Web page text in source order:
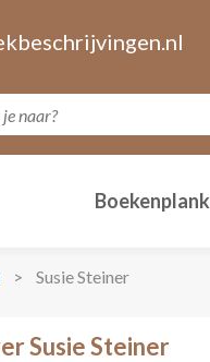
Susie Steiner
Susie Steiner